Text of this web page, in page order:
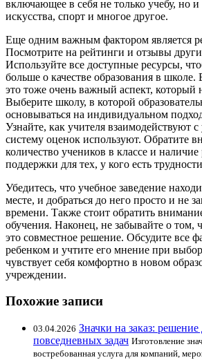
включающее в себя не только учебу, но
искусства, спорт и многое другое.
Еще одним важным фактором является
Посмотрите на рейтинги и отзывы
Используйте все доступные ресурсы,
больше о качестве образования в
это тоже очень важный аспект, который
Выберите школу, в которой
основываться на индивидуальном
Узнайте, как учителя взаимодействуют
систему оценок используют. Обратите
количество учеников в классе и
поддержки для тех, у кого есть
Убедитесь, что учебное заведение
месте, и добраться до него просто и не
времени. Также стоит обратить
обучения. Наконец, не забывайте о том,
это совместное решение. Обсудите все
ребенком и учтите его мнение при
чувствует себя комфортно в новом
учреждении.
Похожие записи
03.04.2026 Значки на заказ: решение
повседневных задач Изготовление
востребованная услуга для компаний,